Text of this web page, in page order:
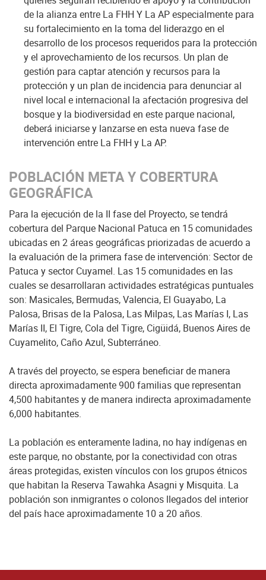
de la alianza entre La FHH Y La AP especialmente para
su fortalecimiento en la toma del liderazgo en el
desarrollo de los procesos requeridos para la protección
y el aprovechamiento de los recursos. Un plan de
gestión para captar atención y recursos para la
protección y un plan de incidencia para denunciar al
nivel local e internacional la afectación progresiva del
bosque y la biodiversidad en este parque nacional,
deberá iniciarse y lanzarse en esta nueva fase de
intervención entre La FHH y La AP.
POBLACIÓN META Y COBERTURA
GEOGRÁFICA
Para la ejecución de la II fase del Proyecto, se tendrá
cobertura del Parque Nacional Patuca en 15 comunidades
ubicadas en 2 áreas geográficas priorizadas de acuerdo a
la evaluación de la primera fase de intervención: Sector de
Patuca y sector Cuyamel. Las 15 comunidades en las
cuales se desarrollaran actividades estratégicas puntuales
son: Masicales, Bermudas, Valencia, El Guayabo, La
Palosa, Brisas de la Palosa, Las Milpas, Las Marías I, Las
Marías II, El Tigre, Cola del Tigre, Cigüidá, Buenos Aires de
Cuyamelito, Caño Azul, Subterráneo.
A través del proyecto, se espera beneficiar de manera
directa aproximadamente 900 familias que representan
4,500 habitantes y de manera indirecta aproximadamente
6,000 habitantes.
La población es enteramente ladina, no hay indígenas en
este parque, no obstante, por la conectividad con otras
áreas protegidas, existen vínculos con los grupos étnicos
que habitan la Reserva Tawahka Asagni y Misquita. La
población son inmigrantes o colonos llegados del interior
del país hace aproximadamente 10 a 20 años.